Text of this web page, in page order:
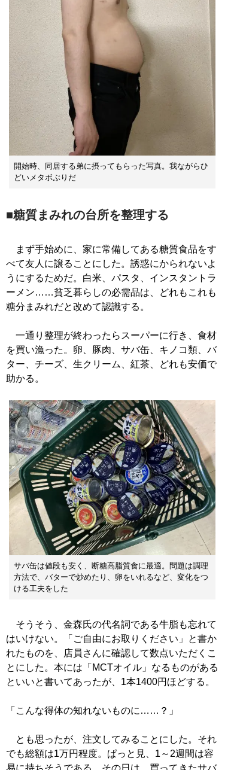
開始時、同居する弟に摂ってもらった写真。我ながらひ
どいメタボぶりだ
■糖質まみれの台所を整理する
まず手始めに、家に常備してある糖質食品をす
べて友人に譲ることにした。誘惑にかられないよ
うにするためだ。白米、パスタ、インスタントラ
ーメン……貧乏暮らしの必需品は、どれもこれも
糖分まみれだと改めて認識する。
一通り整理が終わったらスーパーに行き、食材
を買い漁った。卵、豚肉、サバ缶、キノコ類、バ
ター、チーズ、生クリーム、紅茶、どれも安価で
助かる。
サバ缶は値段も安く、断糖高脂質食に最適。問題は調理
方法で、バターで炒めたり、卵をいれるなど、変化をつ
ける工夫をした
そうそう、金森氏の代名詞である牛脂も忘れて
はいけない。「ご自由にお取りください」と書か
れたものを、店員さんに確認して数点いただくこ
とにした。本には「MCTオイル」なるものがある
といいと書いてあったが、1本1400円ほどする。
「こんな得体の知れないものに……？」
とも思ったが、注文してみることにした。それ
でも総額は1万円程度。ぱっと見、1～2週間は容